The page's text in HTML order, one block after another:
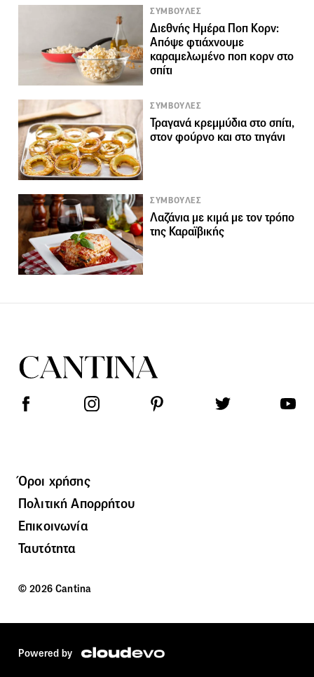
ΣΥΜΒΟΥΛΕΣ
Διεθνής Ημέρα Ποπ Κορν:
Απόψε φτιάχνουμε
καραμελωμένο ποπ κορν στο
σπίτι
ΣΥΜΒΟΥΛΕΣ
Τραγανά κρεμμύδια στο σπίτι,
στον φούρνο και στο τηγάνι
ΣΥΜΒΟΥΛΕΣ
Λαζάνια με κιμά με τον τρόπο
της Καραϊβικής
Όροι χρήσης
Πολιτική Απορρήτου
Επικοινωνία
Ταυτότητα
© 2026 Cantina
Powered by